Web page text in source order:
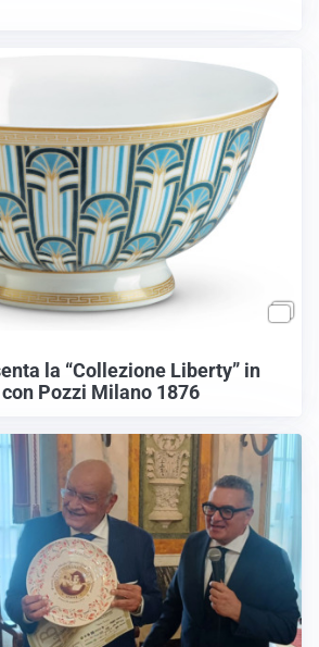
la “Collezione Liberty” in
Pozzi Milano 1876